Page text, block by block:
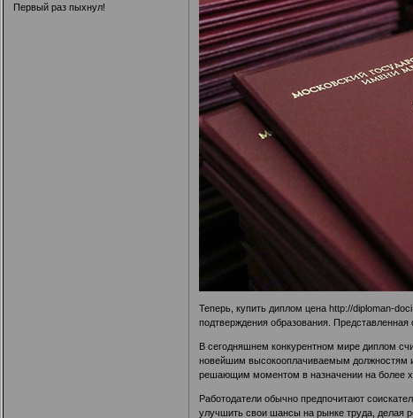
Первый раз пыхнул!
Теперь, купить диплом цена http://diploman-
подтверждения образования.
В сегодняшнем конкурентном мире диплом
новейшим высокооплачиваемым должностям и
решающим моментом в назначении на более
Работодатели обычно предпочитают
улучшить свои шансы на рынке труда, делая